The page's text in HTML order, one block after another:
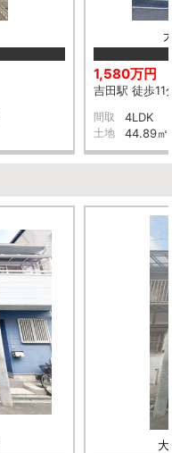
1,580万円
吉田駅 徒歩11
間取 4LDK
土地 44.89㎡